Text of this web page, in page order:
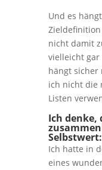
Und es
Zieldefinition
nicht damit
vielleicht
hängt sicher
ich nicht die
Listen
Ich denke,
Selbstwert:
Ich hatte in
eines